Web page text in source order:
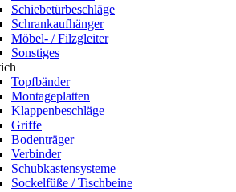
Schiebetürbeschläge
Schrankaufhänger
Möbel- / Filzgleiter
Sonstiges
Topfbänder
Montageplatten
Klappenbeschläge
Griffe
Bodenträger
Verbinder
Schubkastensysteme
Sockelfüße / Tischbeine